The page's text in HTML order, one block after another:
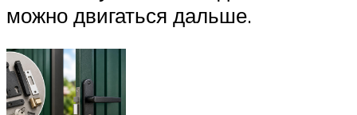
можно двигаться дальше.